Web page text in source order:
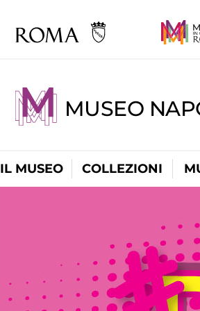
MUSEO
IL MUSEO COLLEZIONI